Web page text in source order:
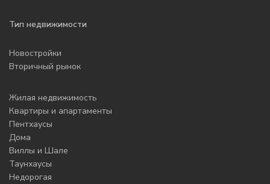
Тип недвижимости
Новостройки
Вторичный рынок
Жилая недвижимость
Квартиры и апартаменты
Пентхаусы
Дома
Виллы и Шале
Таунхаусы
Недорогая